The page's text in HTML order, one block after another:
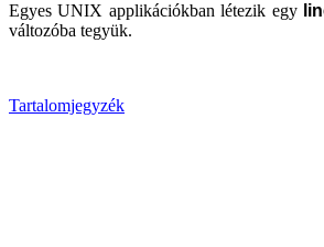
Egyes UNIX applikációkban létezik egy
változóba tegyük.
Tartalomjegyzék